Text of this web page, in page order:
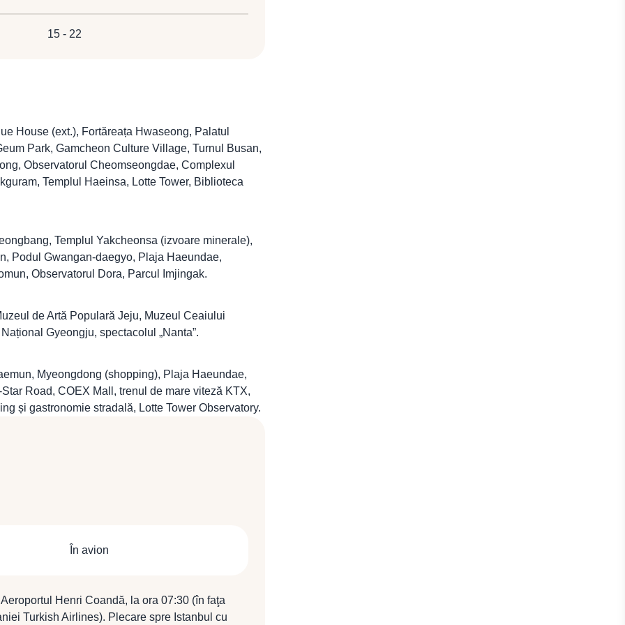
15 - 22
House (ext.), Fortăreața Hwaseong, Palatul
Park, Gamcheon Culture Village, Turnul Busan,
Observatorul Cheomseongdae, Complexul
Templul Haeinsa, Lotte Tower, Biblioteca
Templul Yakcheonsa (izvoare minerale),
Podul Gwangan-daegyo, Plaja Haeundae,
Observatorul Dora, Parcul Imjingak.
de Artă Populară Jeju, Muzeul Ceaiului
Gyeongju, spectacolul „Nanta”.
Myeongdong (shopping), Plaja Haeundae,
Road, COEX Mall, trenul de mare viteză KTX,
și gastronomie stradală, Lotte Tower Observatory.
În avion
Henri Coandă, la ora 07:30 (în faţa
Turkish Airlines). Plecare spre Istanbul cu